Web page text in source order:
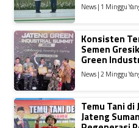
News | 1 Minggu
Konsisten
Semen
Green
News | 2 Minggu
Temu Tani di
Jateng